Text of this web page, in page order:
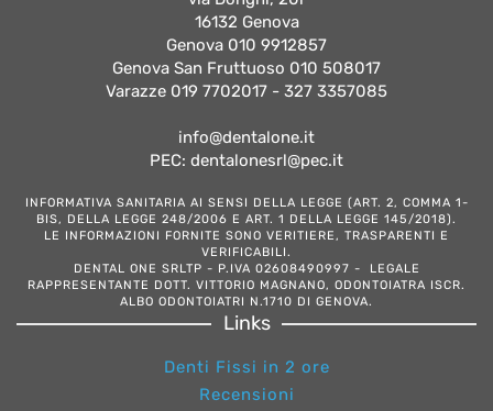
16132 Genova
Genova 010 9912857
Genova San Fruttuoso 010 508017
Varazze 019 7702017 - 327 3357085
info@dentalone.it
PEC: dentalonesrl@pec.it
INFORMATIVA SANITARIA AI SENSI DELLA LEGGE (ART. 2, COMMA 1-
BIS, DELLA LEGGE 248/2006 E ART. 1 DELLA LEGGE 145/2018).
LE INFORMAZIONI FORNITE SONO VERITIERE, TRASPARENTI E
VERIFICABILI.
DENTAL ONE SRLTP - P.IVA 02608490997 - LEGALE
RAPPRESENTANTE DOTT. VITTORIO MAGNANO, ODONTOIATRA ISCR.
ALBO ODONTOIATRI N.1710 DI GENOVA.
Links
Denti Fissi in 2 ore
Recensioni